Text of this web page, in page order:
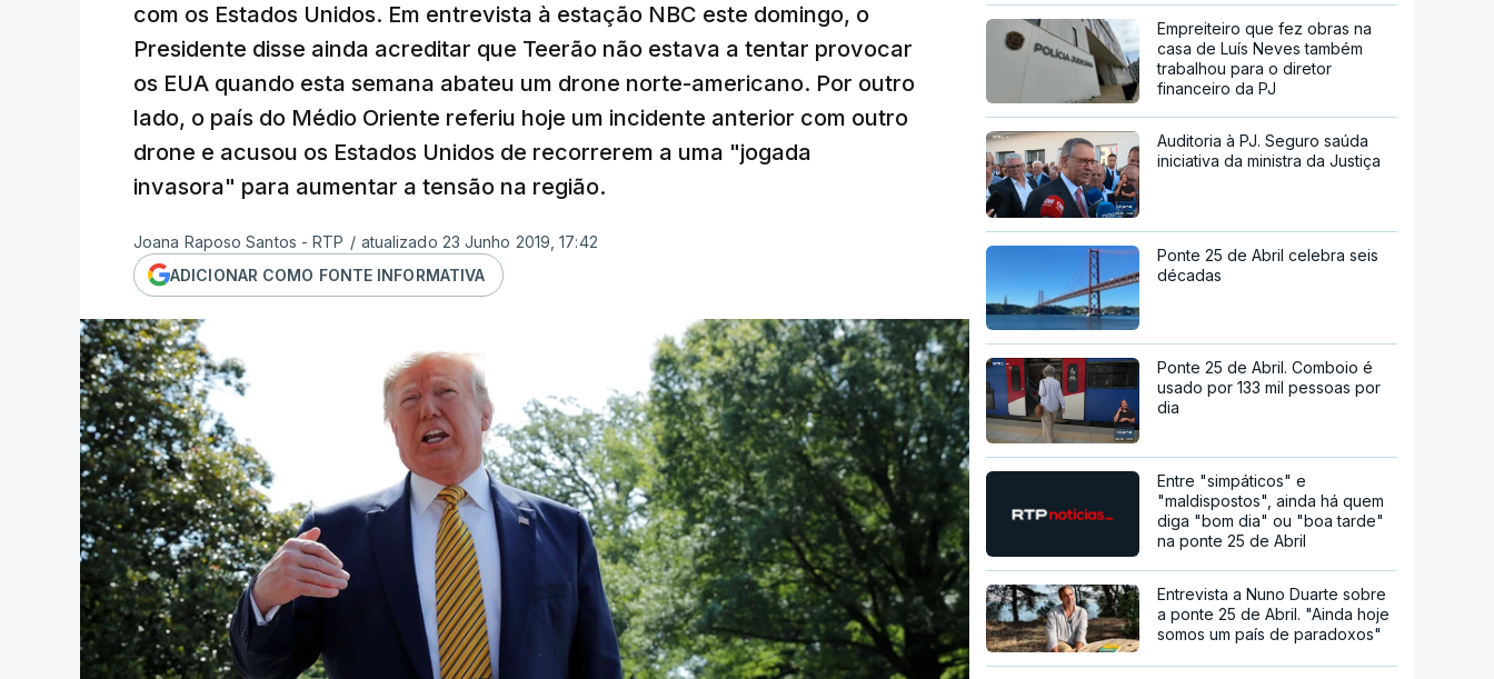
com os Estados Unidos. Em entrevista à estação NBC este domingo, o
Presidente disse ainda acreditar que Teerão não estava a tentar provocar
os EUA quando esta semana abateu um drone norte-americano. Por outro
lado, o país do Médio Oriente referiu hoje um incidente anterior com outro
drone e acusou os Estados Unidos de recorrerem a uma "jogada
invasora" para aumentar a tensão na região.
Joana Raposo Santos - RTP / atualizado 23 Junho 2019, 17:42
ADICIONAR COMO FONTE INFORMATIVA
Empreiteiro que fez obras na
casa de Luís Neves também
trabalhou para o diretor
financeiro da PJ
Auditoria à PJ. Seguro saúda
iniciativa da ministra da Justiça
Ponte 25 de Abril celebra seis
décadas
Ponte 25 de Abril. Comboio é
usado por 133 mil pessoas por
dia
Entre "simpáticos" e
"maldispostos", ainda há quem
diga "bom dia" ou "boa tarde"
na ponte 25 de Abril
Entrevista a Nuno Duarte sobre
a ponte 25 de Abril. "Ainda hoje
somos um país de paradoxos"